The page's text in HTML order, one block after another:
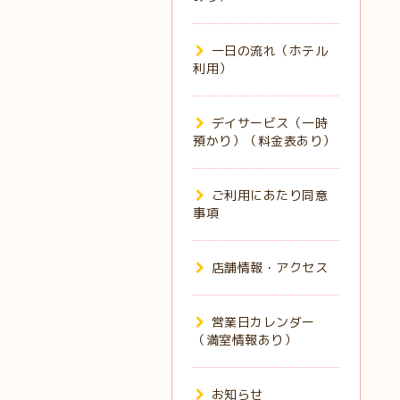
一日の流れ（ホテル
利用）
デイサービス（一時
預かり）（料金表あり）
ご利用にあたり同意
事項
店舗情報・アクセス
営業日カレンダー
（満室情報あり）
お知らせ